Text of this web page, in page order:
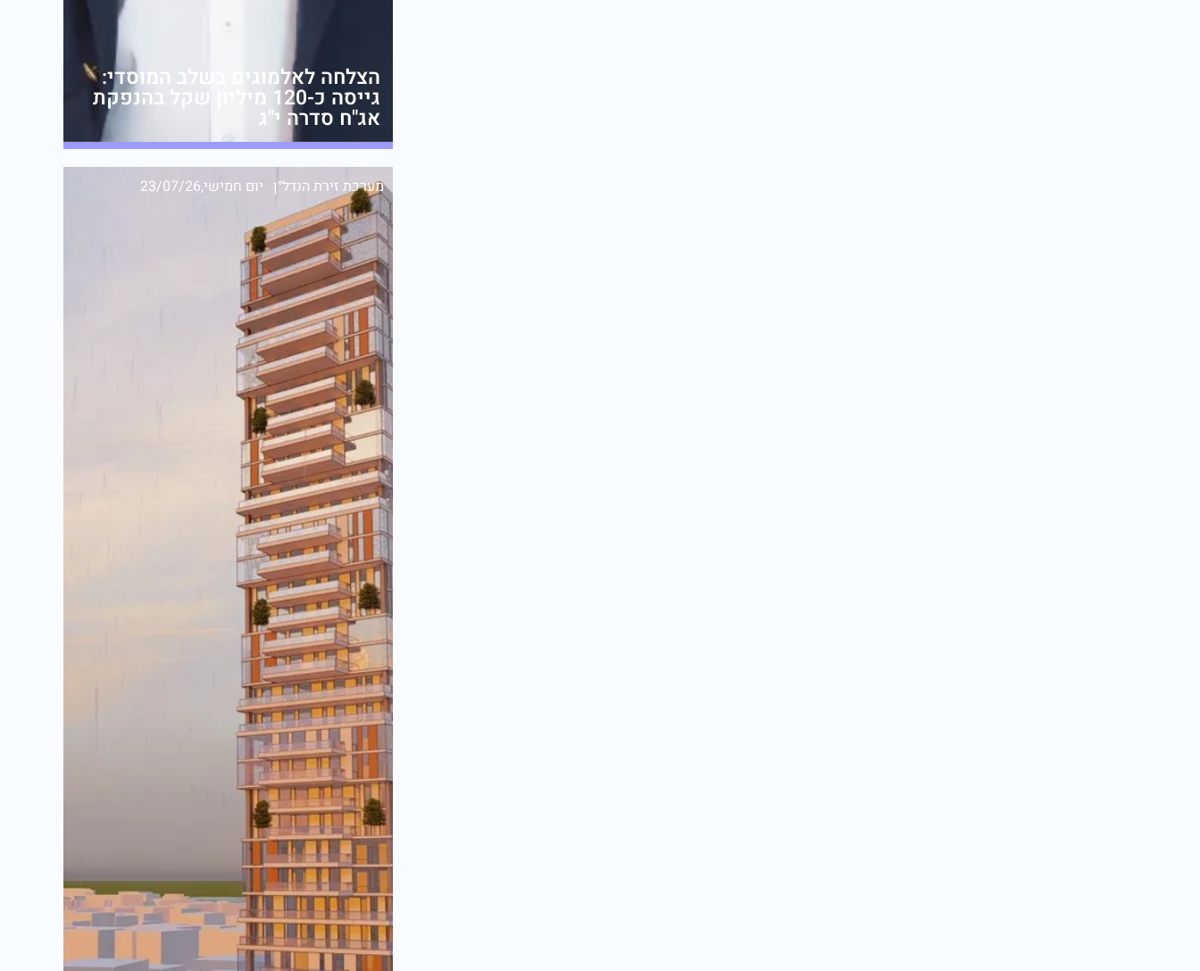
הצלחה לאלמוגים בשלב המוסדי:
גייסה כ-120 מיליון שקל בהנפקת
אג"ח סדרה י"ג
מערכת זירת הנדל״ן יום חמישי,23/07/26